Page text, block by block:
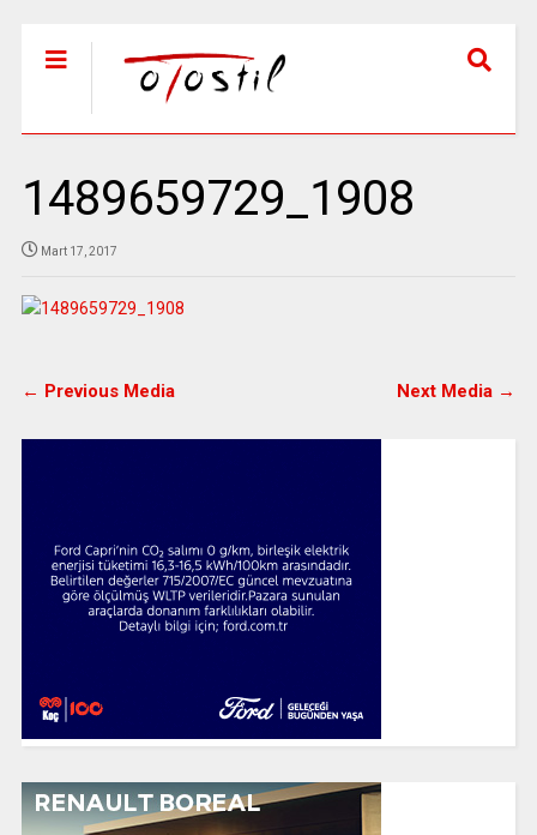
1489659729_1908
Mart 17, 2017
← Previous Media Next Media →